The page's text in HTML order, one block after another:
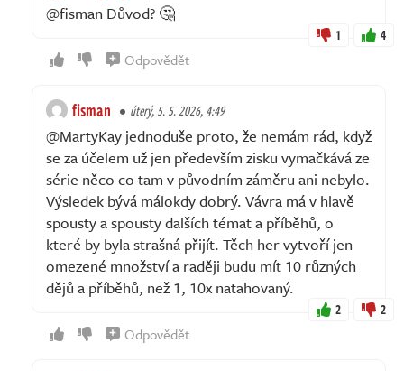
@fisman Důvod? 🤔
1 4
Odpovědět
fisman úterý, 5. 5. 2026, 4:49
@MartyKay jednoduše proto, že nemám rád, když
se za účelem už jen především zisku vymačkává ze
série něco co tam v původním záměru ani nebylo.
Výsledek bývá málokdy dobrý. Vávra má v hlavě
spousty a spousty dalších témat a příběhů, o
které by byla strašná přijít. Těch her vytvoří jen
omezené množství a raději budu mít 10 různých
dějů a příběhů, než 1, 10x natahovaný.
2 2
Odpovědět